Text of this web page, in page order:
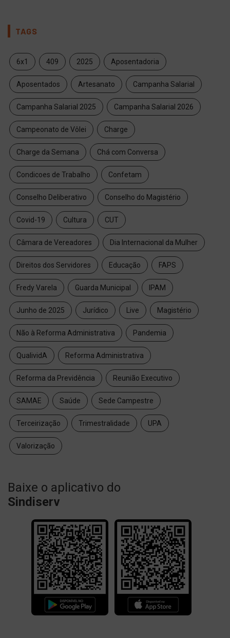
TAGS
6x1 409 2025 Aposentadoria
Aposentados Artesanato Campanha Salarial
Campanha Salarial 2025 Campanha Salarial 2026
Campeonato de Vôlei Charge
Charge da Semana Chá com Conversa
Condicoes de Trabalho Confetam
Conselho Deliberativo Conselho do Magistério
Covid-19 Cultura CUT
Câmara de Vereadores Dia Internacional da Mulher
Direitos dos Servidores Educação FAPS
Fredy Varela Guarda Municipal IPAM
Junho de 2025 Jurídico Live Magistério
Não à Reforma Administrativa Pandemia
QualividA Reforma Administrativa
Reforma da Previdência Reunião Executivo
SAMAE Saúde Sede Campestre
Terceirização Trimestralidade UPA
Valorização
Baixe o aplicativo do
Sindiserv